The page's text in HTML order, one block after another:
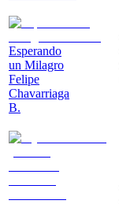
Esperando
un Milagro
Felipe
Chavarriaga
B.